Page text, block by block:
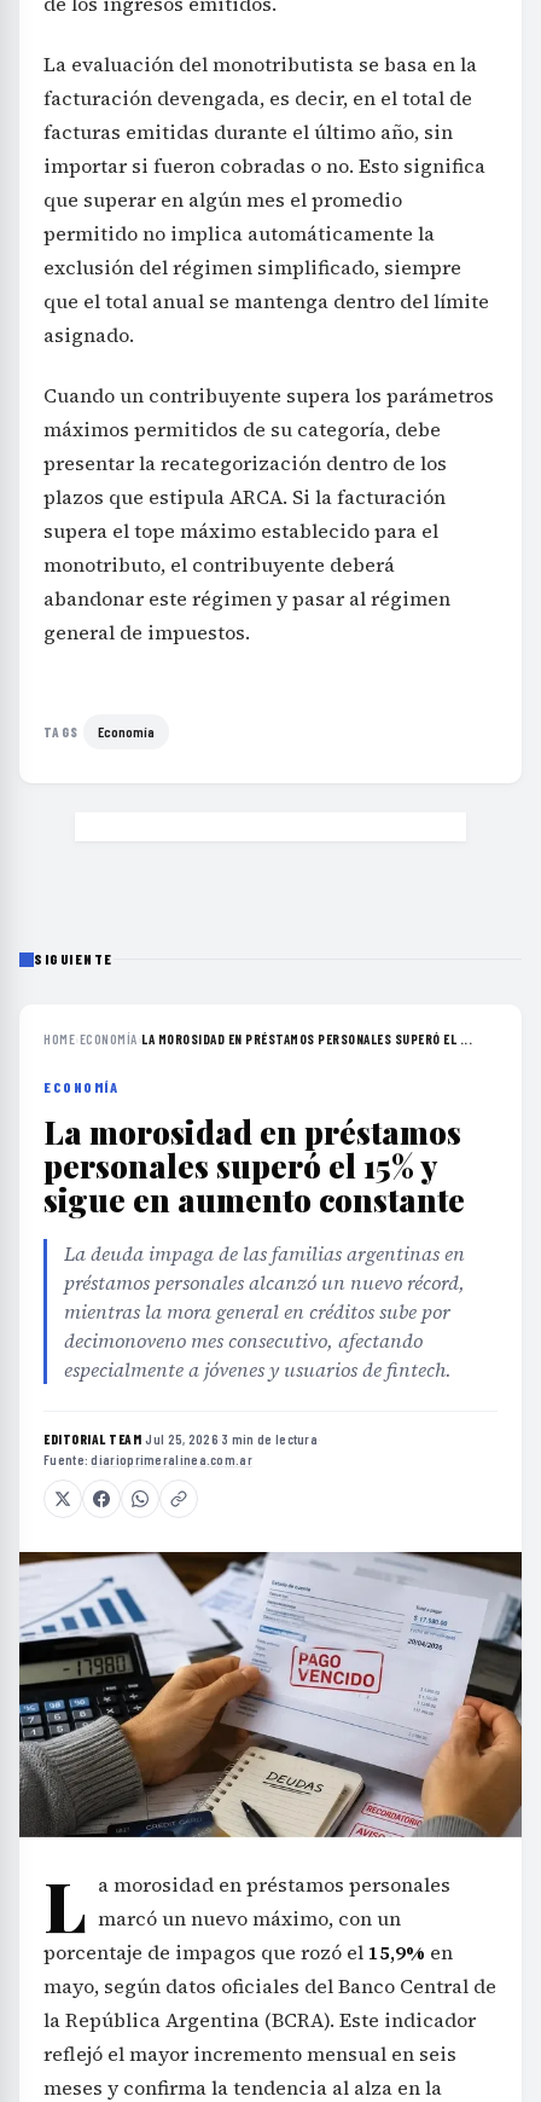
La evaluación del monotributista se basa en la
facturación devengada, es decir, en el total de
facturas emitidas durante el último año, sin
importar si fueron cobradas o no. Esto significa
que superar en algún mes el promedio
permitido no implica automáticamente la
exclusión del régimen simplificado, siempre
que el total anual se mantenga dentro del límite
asignado.
Cuando un contribuyente supera los parámetros
máximos permitidos de su categoría, debe
presentar la recategorización dentro de los
plazos que estipula ARCA. Si la facturación
supera el tope máximo establecido para el
monotributo, el contribuyente deberá
abandonar este régimen y pasar al régimen
general de impuestos.
TAGS Economía
SIGUIENTE
HOME›ECONOMÍA›LA MOROSIDAD EN PRÉSTAMOS PERSONALES SUPERÓ EL ...
ECONOMÍA
La morosidad en préstamos
personales superó el 15% y
sigue en aumento constante
La deuda impaga de las familias argentinas en
préstamos personales alcanzó un nuevo récord,
mientras la mora general en créditos sube por
decimonoveno mes consecutivo, afectando
especialmente a jóvenes y usuarios de fintech.
EDITORIAL TEAM·Jul 25, 2026·3 min de lectura·
Fuente:diarioprimeralinea.com.ar
L a morosidad en préstamos personales
marcó un nuevo máximo, con un
porcentaje de impagos que rozó el 15,9% en
mayo, según datos oficiales del Banco Central de
la República Argentina (BCRA). Este indicador
reflejó el mayor incremento mensual en seis
meses y confirma la tendencia al alza en la